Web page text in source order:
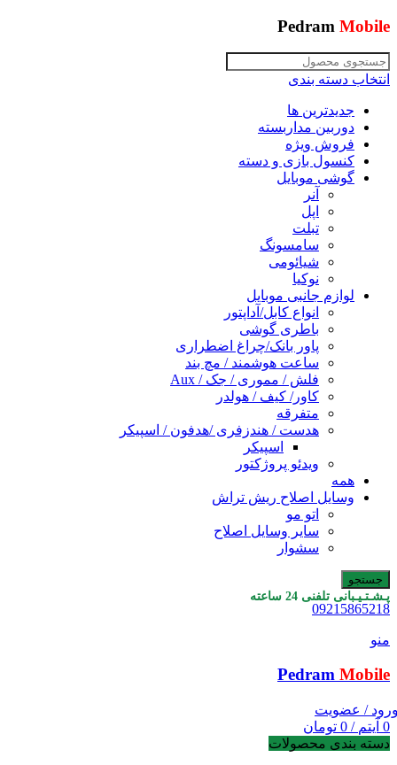
Pedram Mobile
انتخاب دسته بندی
جدیدترین ها
دوربین مداربسته
فروش ویژه
کنسول بازی و دسته
گوشی موبایل
آنر
اپل
تبلت
سامسونگ
شیائومی
نوکیا
لوازم جانبی موبایل
انواع کابل/آداپتور
باطری گوشی
پاور بانک/چراغ اضطراری
ساعت هوشمند / مچ بند
فلش / مموری / جک / Aux
کاور/ کیف / هولدر
متفرقه
هدست / هندزفری /هدفون / اسپیکر
اسپیکر
ویدئو پروژکتور
همه
وسایل اصلاح ریش تراش
اتو مو
سایر وسایل اصلاح
سشوار
جستجو
پـشـتـیـبانی تلفنی 24 ساعته
09215865218
منو
Pedram Mobile
/ عضویت
0 آیتم /
0 تومان
دسته بندی محصولات